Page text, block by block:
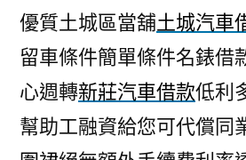
優質土城區當舖土城汽車
留車條件簡單條件名錶借
心週轉新莊汽車借款低利
幫助工融資給您可代償同